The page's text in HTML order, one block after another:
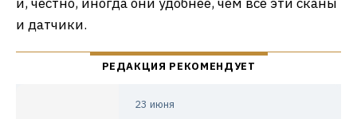
и датчики.
23 июня